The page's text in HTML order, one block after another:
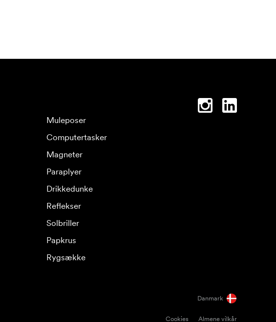
Muleposer
Computertasker
Magneter
Paraplyer
Drikkedunke
Reflekser
Solbriller
Papkrus
Rygsække
Danmark
Cookies Almene vilkår